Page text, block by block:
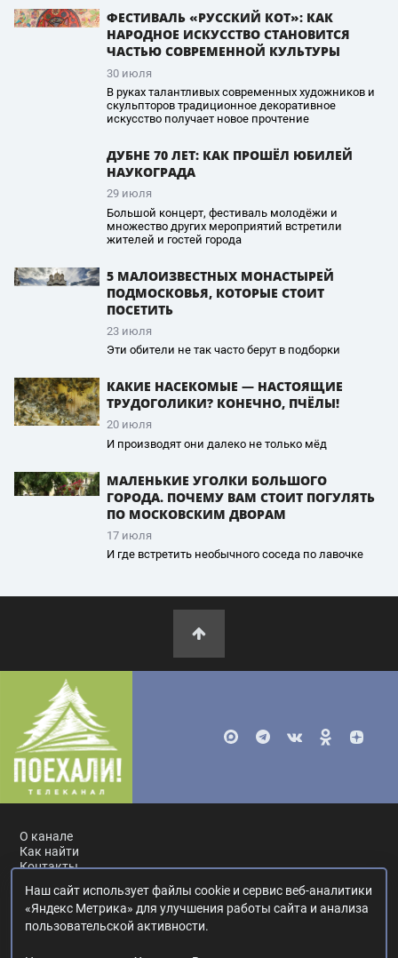
ФЕСТИВАЛЬ «РУССКИЙ КОТ»: КАК
НАРОДНОЕ ИСКУССТВО СТАНОВИТСЯ
ЧАСТЬЮ СОВРЕМЕННОЙ КУЛЬТУРЫ
30 июля
В руках талантливых современных художников и
скульпторов традиционное декоративное
искусство получает новое прочтение
ДУБНЕ 70 ЛЕТ: КАК ПРОШЁЛ ЮБИЛЕЙ
НАУКОГРАДА
29 июля
Большой концерт, фестиваль молодёжи и
множество других мероприятий встретили
жителей и гостей города
5 МАЛОИЗВЕСТНЫХ МОНАСТЫРЕЙ
ПОДМОСКОВЬЯ, КОТОРЫЕ СТОИТ
ПОСЕТИТЬ
23 июля
Эти обители не так часто берут в подборки
КАКИЕ НАСЕКОМЫЕ — НАСТОЯЩИЕ
ТРУДОГОЛИКИ? КОНЕЧНО, ПЧЁЛЫ!
20 июля
И производят они далеко не только мёд
МАЛЕНЬКИЕ УГОЛКИ БОЛЬШОГО
ГОРОДА. ПОЧЕМУ ВАМ СТОИТ ПОГУЛЯТЬ
ПО МОСКОВСКИМ ДВОРАМ
17 июля
И где встретить необычного соседа по лавочке
О канале
Как найти
Контакты
Россия, Москва, ул. Ак. Королёва, 19.+7 495 617-55-80
Наш сайт использует файлы cookie и сервис веб-аналитики
«Яндекс Метрика» для улучшения работы сайта и анализа
пользовательской активности.